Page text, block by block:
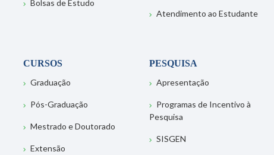
Bolsas de Estudo
Atendimento ao Estudante
CURSOS
Graduação
Pós-Graduação
Mestrado e Doutorado
Extensão
PESQUISA
Apresentação
Programas de Incentivo à
Pesquisa
SISGEN